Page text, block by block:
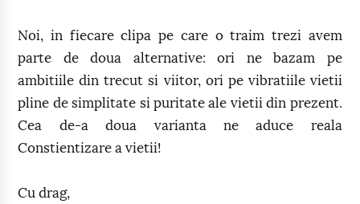
Noi, in fiecare clipa pe care o traim trezi avem
parte de doua alternative: ori ne bazam pe
ambitiile din trecut si viitor, ori pe vibratiile vietii
pline de simplitate si puritate ale vietii din prezent.
Cea de-a doua varianta ne aduce reala
Constientizare a vietii!
Cu drag,